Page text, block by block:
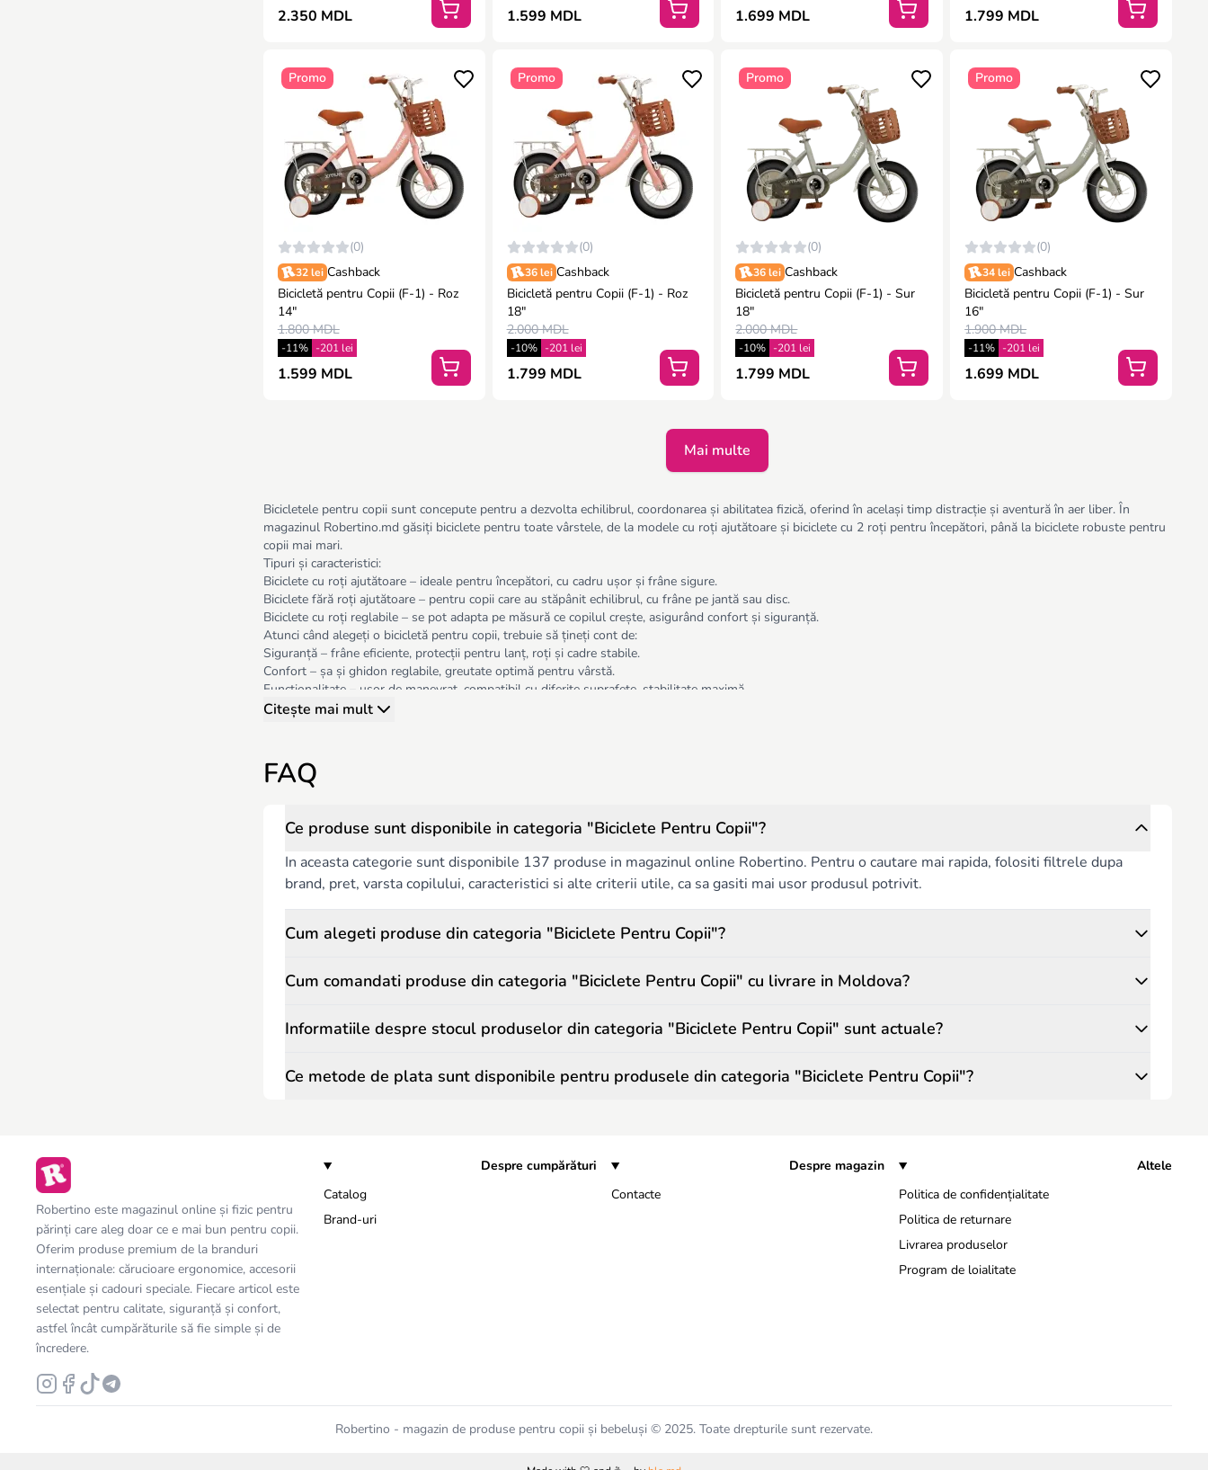
2.350 MDL 1.599 MDL 1.699 MDL 1.799 MDL
Promo
(0)
32 lei Cashback
Bicicletă pentru Copii (F-1) - Roz
14"
1.800 MDL
-11% -201 lei
1.599 MDL
Promo
(0)
36 lei Cashback
Bicicletă pentru Copii (F-1) - Roz
18"
2.000 MDL
-10% -201 lei
1.799 MDL
Promo
(0)
36 lei Cashback
Bicicletă pentru Copii (F-1) - Sur
18"
2.000 MDL
-10% -201 lei
1.799 MDL
Promo
(0)
34 lei Cashback
Bicicletă pentru Copii (F-1) - Sur
16"
1.900 MDL
-11% -201 lei
1.699 MDL
Mai multe
Bicicletele pentru copii sunt concepute pentru a dezvolta echilibrul, coordonarea și abilitatea fizică, oferind în același timp distracție și aventură în aer liber. În
magazinul Robertino.md găsiți biciclete pentru toate vârstele, de la modele cu roți ajutătoare și biciclete cu 2 roți pentru începători, până la biciclete robuste pentru
copii mai mari.
Tipuri și caracteristici:
Biciclete cu roți ajutătoare – ideale pentru începători, cu cadru ușor și frâne sigure.
Biciclete fără roți ajutătoare – pentru copii care au stăpânit echilibrul, cu frâne pe jantă sau disc.
Biciclete cu roți reglabile – se pot adapta pe măsură ce copilul crește, asigurând confort și siguranță.
Atunci când alegeți o bicicletă pentru copii, trebuie să țineți cont de:
Siguranță – frâne eficiente, protecții pentru lanț, roți și cadre stabile.
Confort – șa și ghidon reglabile, greutate optimă pentru vârstă.
Funcționalitate – ușor de manevrat, compatibil cu diferite suprafețe, stabilitate maximă.
Estetică – culori atrăgătoare, imprimeuri și modele preferate de copii.
Citește mai mult
FAQ
Ce produse sunt disponibile in categoria "Biciclete Pentru Copii"?
In aceasta categorie sunt disponibile 137 produse in magazinul online Robertino. Pentru o cautare mai rapida, folositi filtrele dupa
brand, pret, varsta copilului, caracteristici si alte criterii utile, ca sa gasiti mai usor produsul potrivit.
Cum alegeti produse din categoria "Biciclete Pentru Copii"?
Cum comandati produse din categoria "Biciclete Pentru Copii" cu livrare in Moldova?
Informatiile despre stocul produselor din categoria "Biciclete Pentru Copii" sunt actuale?
Ce metode de plata sunt disponibile pentru produsele din categoria "Biciclete Pentru Copii"?
Despre cumpărături
Catalog
Brand-uri
Despre magazin
Contacte
Altele
Politica de confidențialitate
Politica de returnare
Livrarea produselor
Program de loialitate
Robertino este magazinul online și fizic pentru
părinți care aleg doar ce e mai bun pentru copii.
Oferim produse premium de la branduri
internaționale: cărucioare ergonomice, accesorii
esențiale și cadouri speciale. Fiecare articol este
selectat pentru calitate, siguranță și confort,
astfel încât cumpărăturile să fie simple și de
încredere.
Robertino - magazin de produse pentru copii și bebeluși © 2025. Toate drepturile sunt rezervate.